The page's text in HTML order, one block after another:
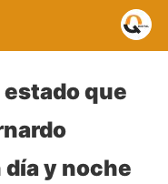
que
y noche